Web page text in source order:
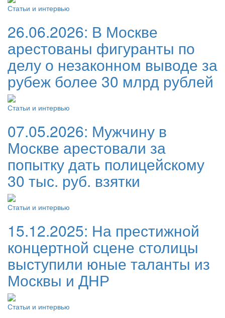
Статьи и интервью
26.06.2026: В Москве
арестованы фигуранты по
делу о незаконном выводе за
рубеж более 30 млрд рублей
Статьи и интервью
07.05.2026: Мужчину в
Москве арестовали за
попытку дать полицейскому
30 тыс. руб. взятки
Статьи и интервью
15.12.2025: На престижной
концертной сцене столицы
выступили юные таланты из
Москвы и ДНР
Статьи и интервью